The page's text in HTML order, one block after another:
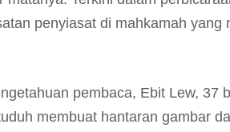
penyiasat di mahkamah
pembaca, Ebit Lew, 37
membuat hantaran gambar